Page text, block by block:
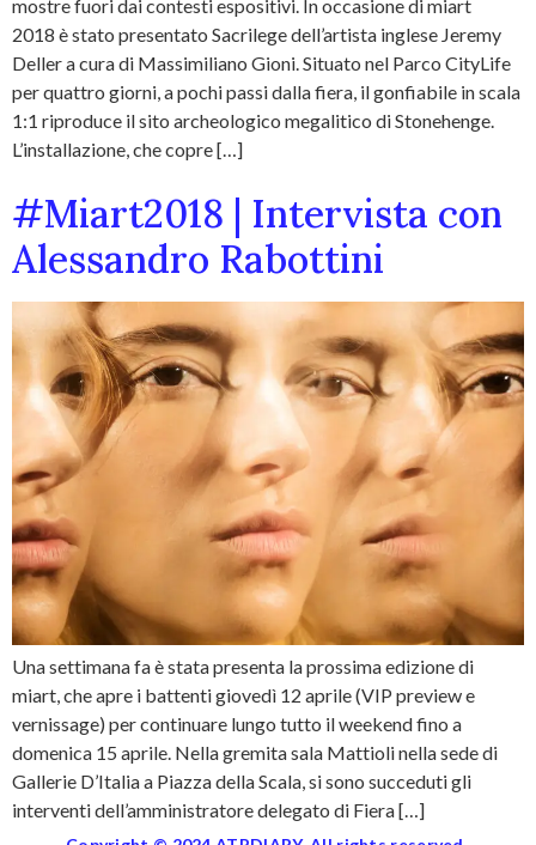
mostre fuori dai contesti espositivi. In occasione di miart
2018 è stato presentato Sacrilege dell’artista inglese Jeremy
Deller a cura di Massimiliano Gioni. Situato nel Parco CityLife
per quattro giorni, a pochi passi dalla fiera, il gonfiabile in scala
1:1 riproduce il sito archeologico megalitico di Stonehenge.
L’installazione, che copre […]
#Miart2018 | Intervista con
Alessandro Rabottini
Una settimana fa è stata presenta la prossima edizione di
miart, che apre i battenti giovedì 12 aprile (VIP preview e
vernissage) per continuare lungo tutto il weekend fino a
domenica 15 aprile. Nella gremita sala Mattioli nella sede di
Gallerie D’Italia a Piazza della Scala, si sono succeduti gli
interventi dell’amministratore delegato di Fiera […]